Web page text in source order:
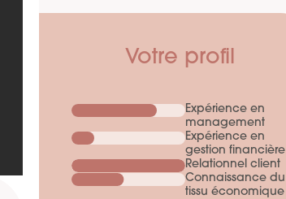
Votre profil
Expérience en
management
Expérience en
gestion financière
Relationnel client
Connaissance du
tissu économique